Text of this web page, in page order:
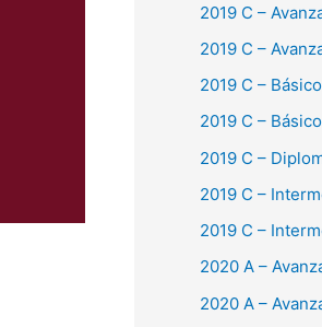
2019 C –
2019 C –
2019 C –
2019 C –
2019 C –
2019 C –
2019 C –
2020 A –
2020 A –